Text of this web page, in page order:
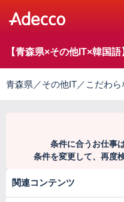
【青森県×その他IT×韓国
青森県／その他IT／こだわ
条件に合うお仕事
条件を変更して、再度
関連コンテンツ